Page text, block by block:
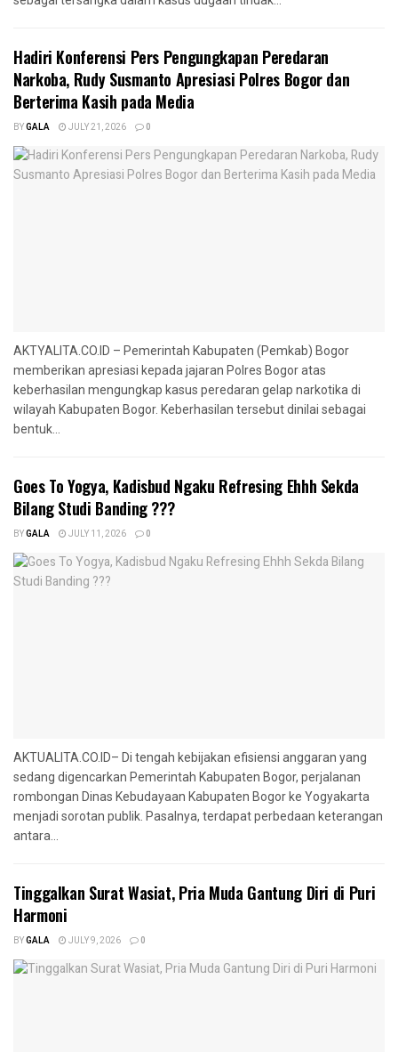
Hadiri Konferensi Pers Pengungkapan Peredaran
Narkoba, Rudy Susmanto Apresiasi Polres Bogor dan
Berterima Kasih pada Media
BYGALA JULY 21, 2026 0
AKTYALITA.CO.ID – Pemerintah Kabupaten (Pemkab) Bogor
memberikan apresiasi kepada jajaran Polres Bogor atas
keberhasilan mengungkap kasus peredaran gelap narkotika di
wilayah Kabupaten Bogor. Keberhasilan tersebut dinilai sebagai
bentuk...
Goes To Yogya, Kadisbud Ngaku Refresing Ehhh Sekda
Bilang Studi Banding ???
BYGALA JULY 11, 2026 0
AKTUALITA.CO.ID– Di tengah kebijakan efisiensi anggaran yang
sedang digencarkan Pemerintah Kabupaten Bogor, perjalanan
rombongan Dinas Kebudayaan Kabupaten Bogor ke Yogyakarta
menjadi sorotan publik. Pasalnya, terdapat perbedaan keterangan
antara...
Tinggalkan Surat Wasiat, Pria Muda Gantung Diri di Puri
Harmoni
BYGALA JULY 9, 2026 0